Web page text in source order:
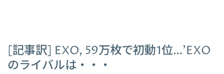
[記事訳] EXO, 59万枚で初動1位…’EXO
のライバルは・・・